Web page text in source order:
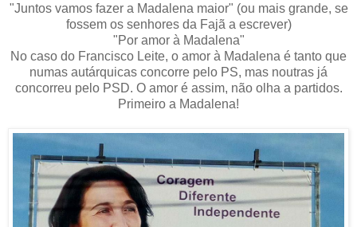
"Juntos vamos fazer a Madalena maior" (ou mais grande, se
fossem os senhores da Fajã a escrever)
"Por amor à Madalena"
No caso do Francisco Leite, o amor à Madalena é tanto que
numas autárquicas concorre pelo PS, mas noutras já
concorreu pelo PSD. O amor é assim, não olha a partidos.
Primeiro a Madalena!